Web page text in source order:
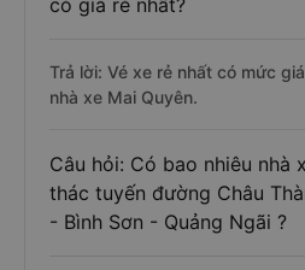
có giá rẻ nhất?
Trả lời: Vé xe rẻ nhất có mức
nhà xe Mai Quyên.
Câu hỏi: Có bao nhiêu nhà
thác tuyến đường Châu
- Bình Sơn - Quảng Ngãi ?